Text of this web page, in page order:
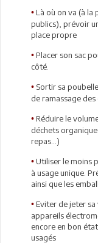
• Là où on va (à la
publics), prévoir
place propre
• Placer son sac
côté.
• Sortir sa
de ramassage
• Réduire le
déchets
repas...)
• Utiliser le moins
à usage unique.
ainsi que les
• Eviter de jeter sa
appareils
encore en bon
usagés